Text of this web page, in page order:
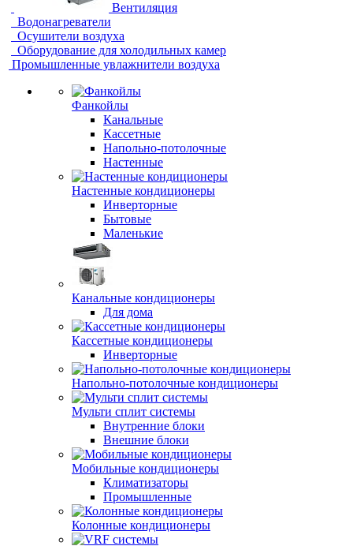
Вентиляция
Водонагреватели
Осушители воздуха
Оборудование для холодильных камер
Промышленные увлажнители воздуха
Фанкойлы
Канальные
Кассетные
Напольно-потолочные
Настенные
Настенные кондиционеры
Инверторные
Бытовые
Маленькие
Канальные кондиционеры
Для дома
Кассетные кондиционеры
Инверторные
Напольно-потолочные кондиционеры
Мульти сплит системы
Внутренние блоки
Внешние блоки
Мобильные кондиционеры
Климатизаторы
Промышленные
Колонные кондиционеры